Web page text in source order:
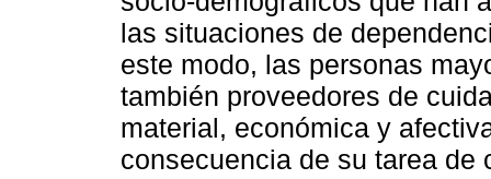
las situaciones de
este modo, las personas
también proveedores de
material, económica y
consecuencia de su tarea de